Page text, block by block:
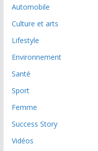
Automobile
Culture et arts
Lifestyle
Environnement
Santé
Sport
Femme
Success Story
Vidéos